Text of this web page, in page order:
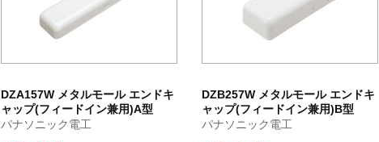
DZA157W メタルモール エンドキ
ャップ(フィードイン兼用)A型
パナソニック電工
DZB257W メタルモール エンドキ
ャップ(フィードイン兼用)B型
パナソニック電工